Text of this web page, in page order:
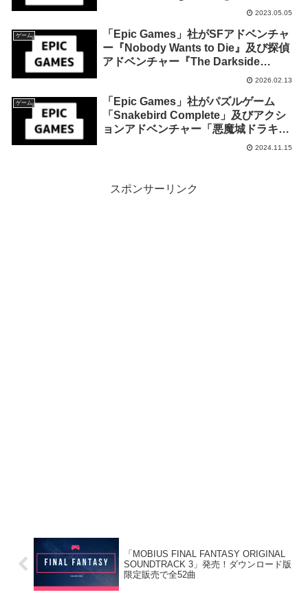
月11日終日までの期間限定で無料配布
2023.05.05
ゲーム
「Epic Games」社がSFアドベンチャ
ー『Nobody Wants to Die』及び探偵
アドベンチャー『The Darkside
Detective: A Fumble in the Dark』を
で無料配布を開始！
2026.02.13
ゲーム
「Epic Games」社がパズルゲーム
「Snakebird Complete」及びアクシ
ョンアドベンチャー「悪魔城ドラキュ
ラ アニバーサリーコレクション」を来
2024.11.15
スポンサーリンク
「MOBIUS FINAL FANTASY ORIGINAL
SOUNDTRACK 3」発売！ダウンロード版
限定販売で全52曲